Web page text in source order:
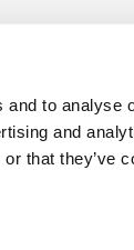
and to analyse
and
that they’ve